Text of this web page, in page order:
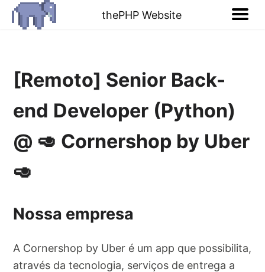
thePHP Website
[Remoto] Senior Back-
end Developer (Python)
@ 🥑 Cornershop by Uber
🥑
Nossa empresa
A Cornershop by Uber é um app que possibilita,
através da tecnologia, serviços de entrega a